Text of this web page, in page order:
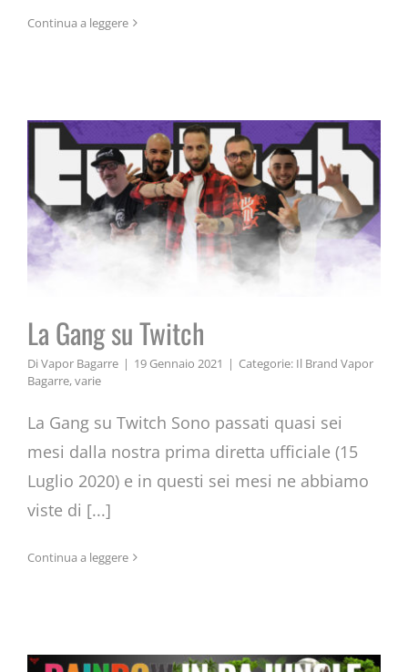
Continua a leggereLa Gang su Twitch
La Gang su Twitch
Di Vapor Bagarre | 19 Gennaio 2021 | Categorie: Il Brand Vapor
Bagarre,varie
La Gang su Twitch Sono passati quasi sei
mesi dalla nostra prima diretta ufficiale (15
Luglio 2020) e in questi sei mesi ne abbiamo
viste di [...]
Continua a leggere
La Giungla si colora con la linea